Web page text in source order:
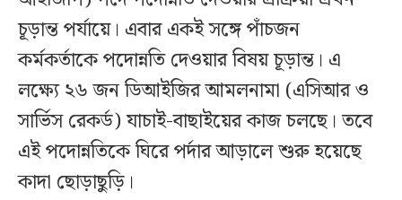
চূড়ান্ত পর্যায়ে। এবার একই সঙ্গে পাঁচজন
কর্মকর্তাকে পদোন্নতি দেওয়ার বিষয় চূড়ান্ত। এ
লক্ষ্যে ২৬ জন ডিআইজির আমলনামা (এসিআর ও
সার্ভিস রেকর্ড) যাচাই-বাছাইয়ের কাজ চলছে। তবে
এই পদোন্নতিকে ঘিরে পর্দার আড়ালে শুরু হয়েছে
কাদা ছোড়াছুড়ি।